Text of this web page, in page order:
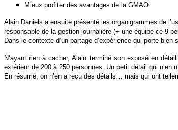
Mieux profiter des avantages de la GMAO.
Alain Daniels a ensuite présenté les organigrammes de
responsable de la gestion journalière (+ une équipe ce 9
Dans le contexte d’un partage d’expérience qui porte
N’ayant rien à cacher, Alain terminé son exposé en
extérieur de 200 à 250 personnes. Un petit détail qui n’en
En résumé, on n’en a reçu des détails… mais qui ont